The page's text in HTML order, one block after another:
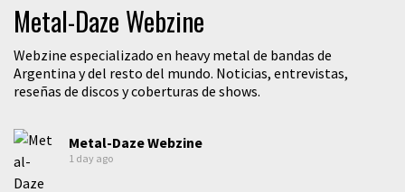
Metal-Daze Webzine
Webzine especializado en heavy metal de bandas de
Argentina y del resto del mundo. Noticias, entrevistas,
reseñas de discos y coberturas de shows.
Metal-Daze Webzine
1 day ago